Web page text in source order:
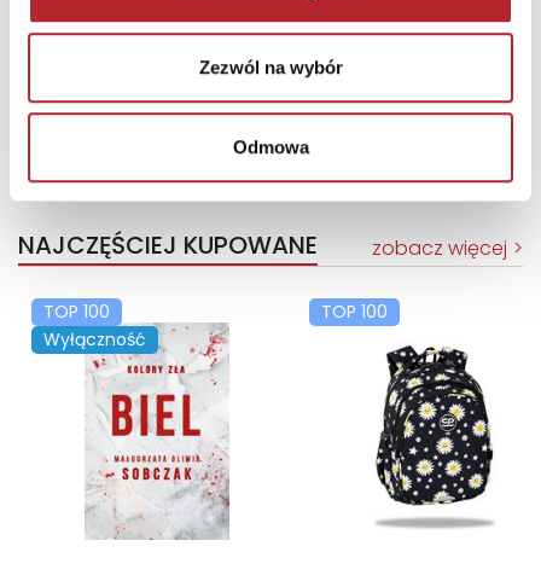
Zezwól na wybór
Odmowa
Puzzle 24 Moto Traktor CzuCzu
Sug. cena det. 69,90zł(brutto)
NAJCZĘŚCIEJ KUPOWANE zobacz więcej
TOP 100
Wyłączność
TOP 100